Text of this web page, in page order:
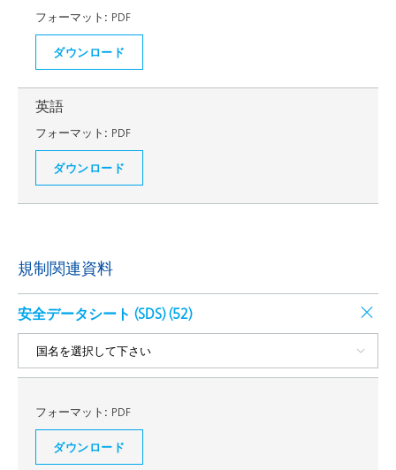
フォーマット: PDF
ダウンロード
英語
フォーマット: PDF
ダウンロード
規制関連資料
安全データシート (SDS) (52)
フォーマット: PDF
ダウンロード